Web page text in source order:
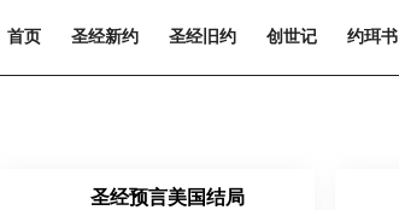
首页 圣经新约 圣经旧约 创世记 约珥书
圣经预言美国结局